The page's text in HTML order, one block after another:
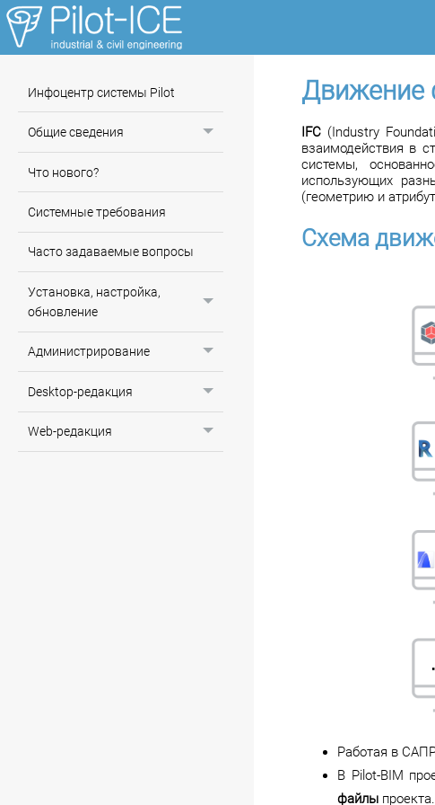
Инфоцентр системы Pilot
Общие сведения
Что нового?
Системные требования
Часто задаваемые вопросы
Установка, настройка,
обновление
Администрирование
Desktop-редакция
Web-редакция
Движение
IFC(Industry
взаимодействия в
системы,
использующих
(геометрию и
Схема
Работая в
В Pilot-BIM
файлыпроекта.